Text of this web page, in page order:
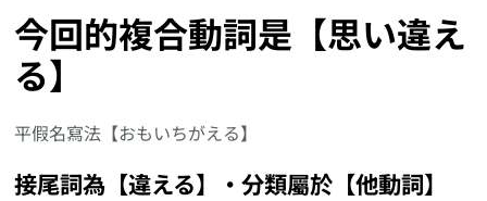
今回的複合動詞是【思い違え
る】
平假名寫法【おもいちがえる】
接尾詞為【違える】‧分類屬於【他動詞】